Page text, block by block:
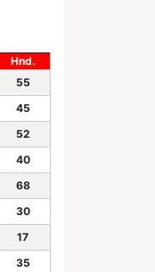
Hnd.
55
45
52
40
68
30
17
35